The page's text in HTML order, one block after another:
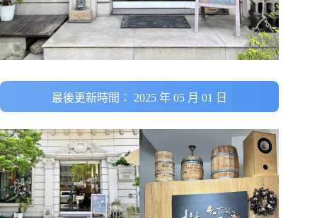
最後更新時間： 2025 年 05 月 01 日